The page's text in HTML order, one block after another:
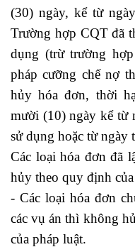
(30) ngày, kể từ
Trường hợp CQT đã
dụng (trừ trường
pháp cưỡng chế nợ
hủy hóa đơn, thời
mười (10) ngày kể từ
sử dụng hoặc từ ngày
Các loại hóa đơn đã
hủy theo quy định
- Các loại hóa đơn
các vụ án thì không
của pháp luật.